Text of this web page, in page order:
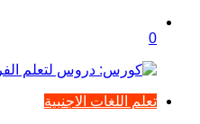
0
تعلم اللغات الاجنبية